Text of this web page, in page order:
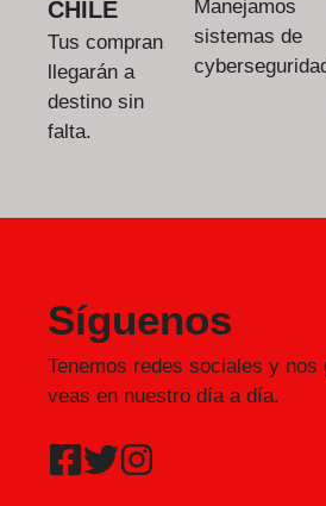
CHILE
Tus compran
llegarán a
destino sin
falta.
Manejamos
sistemas de
Síguenos
Tenemos redes sociales y nos
veas en nuestro día a día.